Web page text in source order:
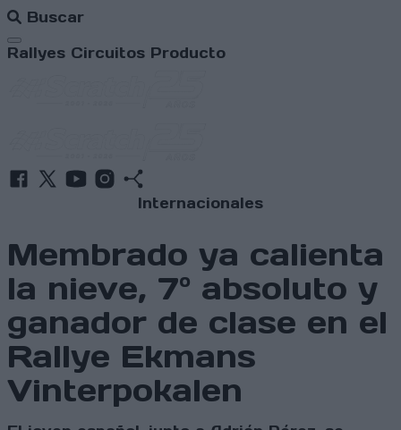
Buscar
Abrir menú
Rallyes Circuitos Producto
Internacionales
Membrado ya calienta
la nieve, 7º absoluto y
ganador de clase en el
Rallye Ekmans
Vinterpokalen